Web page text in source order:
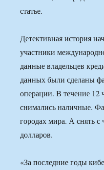
статье.
Детективная история
участники
данные владельцев
данных были сделаны
операции. В течение
снимались наличные.
городах мира. А снять с
долларов.
«За последние годы